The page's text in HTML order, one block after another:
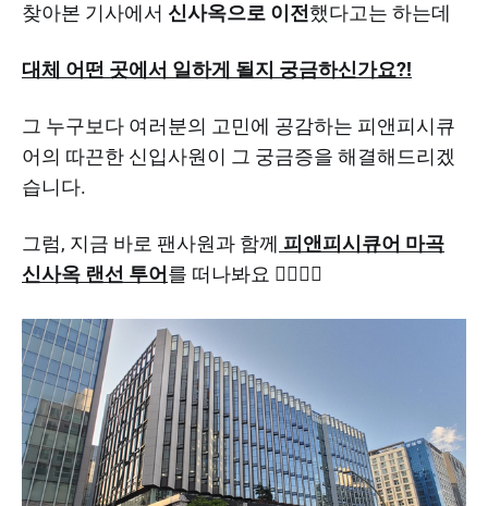
찾아본 기사에서 신사옥으로 이전 했다고는 하는데
대체 어떤 곳에서 일하게 될지 궁금하신가요?!
그 누구보다 여러분의 고민에 공감하는 피앤피시큐
어의 따끈한 신입사원이 그 궁금증을 해결해드리겠
습니다.
그럼, 지금 바로 팬사원과 함께 피앤피시큐어 마곡
신사옥 랜선 투어 를 떠나봐요 🙋‍♀️🙋‍♀️